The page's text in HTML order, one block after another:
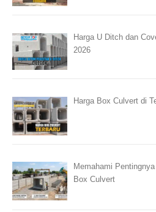
Harga U Ditch dan
2026
Harga Box Culvert di
Memahami
Box Culvert